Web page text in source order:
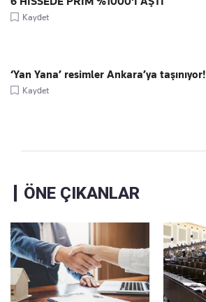
Kaydet
‘Yan Yana’ resimler Ankara’ya taşınıyor!
Kaydet
ÖNE ÇIKANLAR